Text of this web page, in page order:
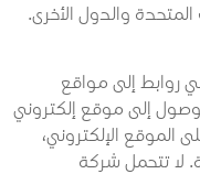
روابط إلى مواقع
إلى موقع إلكتروني
الموقع الإلكتروني،
لا تتحمل شركة